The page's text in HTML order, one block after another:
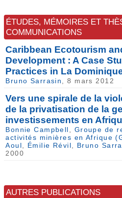
ÉTUDES, MÉMOIRES ET
COMMUNICATIONS
Caribbean Ecotourism
Development : A Case
Practices in La
Bruno Sarrasin , 8 mars 2012
Vers une spirale de la
de la privatisation de la
investissements en
Bonnie Campbell
Groupe de
activités minières en Afrique
Aoul
Émilie Révil Bruno
2000
AUTRES PUBLICATIONS